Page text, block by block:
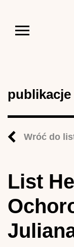
publikacje
Wróć do
List